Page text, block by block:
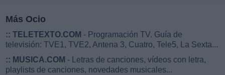
Más Ocio
:: TELETEXTO.COM - Programación TV. Guía de
televisión: TVE1, TVE2, Antena 3, Cuatro, Tele5, La Sexta...
:: MUSICA.COM - Letras de canciones, vídeos con letra,
playlists de canciones, novedades musicales...